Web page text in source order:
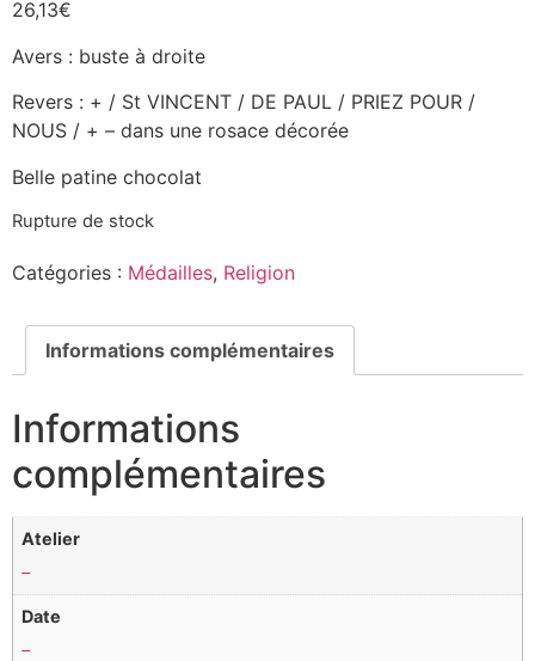
26,13€
Avers : buste à droite
Revers : + / St VINCENT / DE PAUL / PRIEZ POUR /
NOUS / + – dans une rosace décorée
Belle patine chocolat
Rupture de stock
Catégories : Médailles, Religion
Informations complémentaires
Informations
complémentaires
Atelier
–
Date
–